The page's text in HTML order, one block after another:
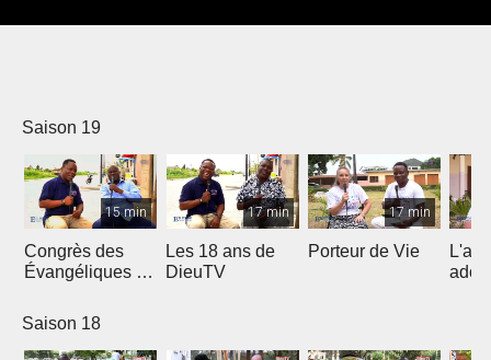
Saison 19
15 min
Congrès des
Évangéliques de
Francophone
17 min
Les 18 ans de
DieuTV
17 min
Porteur de Vie
ados
Saison 18